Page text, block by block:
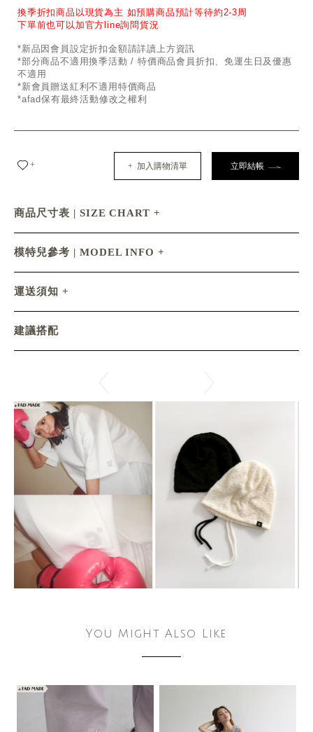
換季折扣商品以現貨為主 如預購商品預計等待約2-3周
下單前也可以加官方line詢問貨況
*新品因會員設定折扣金額請詳讀上方資訊
*部分商品不適用換季活動 / 特價商品會員折扣、免運生日及優惠
不適用
*新會員贈送紅利不適用特價商品
*afad保有最終活動修改之權利
+ + 加入購物清單 立即結帳
商品尺寸表 | SIZE CHART
模特兒參考 | MODEL INFO
運送須知
建議搭配
You Might Also Like